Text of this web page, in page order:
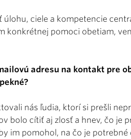
ciele a kompetencie
konkrétnej pomoci obetiam,
adresu na kontakt pre
nás ľudia, ktorí si prešli
bolo cítiť aj zlosť a hnev, čo je
im pomohol, na čo je